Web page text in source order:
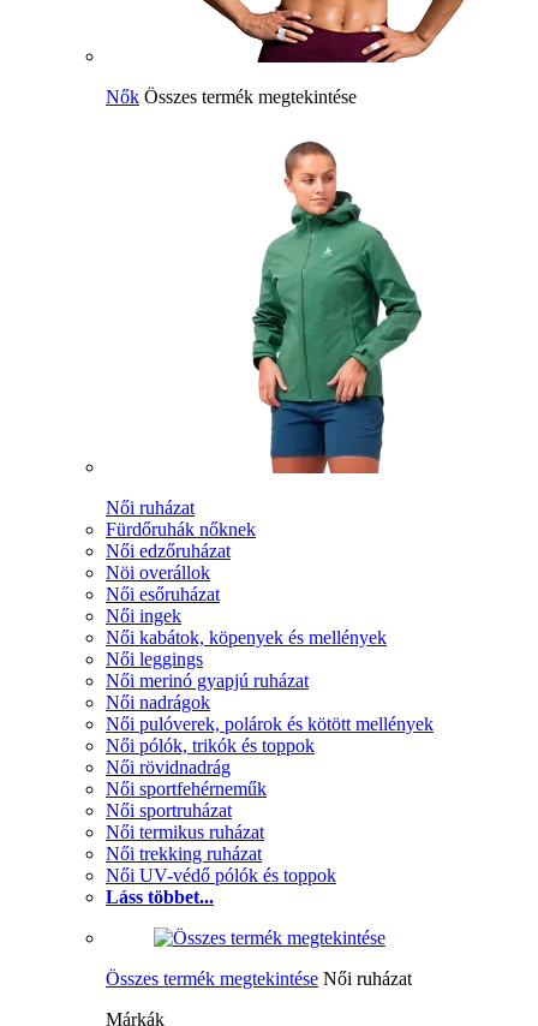
Nők Összes termék megtekintése
Női ruházat
Fürdőruhák nőknek
Női edzőruházat
Nöi overállok
Női esőruházat
Női ingek
Női kabátok, köpenyek és mellények
Női leggings
Női merinó gyapjú ruházat
Női nadrágok
Női pulóverek, polárok és kötött mellények
Női pólók, trikók és toppok
Női rövidnadrág
Női sportfehérneműk
Női sportruházat
Női termikus ruházat
Női trekking ruházat
Női UV-védő pólók és toppok
Láss többet...
Összes termék megtekintése Női ruházat
Márkák